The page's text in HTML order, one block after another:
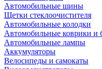
Автомобильные шины
Щетки стеклоочистителя
Автомобильные колодки
Автомобильные коврики и
Автомобильные лампы
Аккумуляторы
Велосипеды и самокаты